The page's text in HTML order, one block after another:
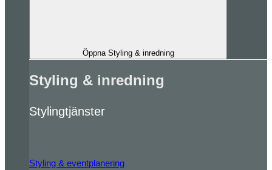
Öppna Styling & inredning
Styling & inredning
Stylingtjänster
Styling & eventplanering